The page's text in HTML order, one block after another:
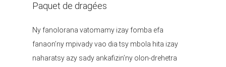
Paquet de dragées
Ny fanolorana vatomamy izay fomba efa
fanaon’ny mpivady vao dia tsy mbola hita izay
naharatsy azy sady ankafizin’ny olon-drehetra